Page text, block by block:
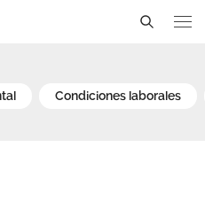
son las
condiciones laborales